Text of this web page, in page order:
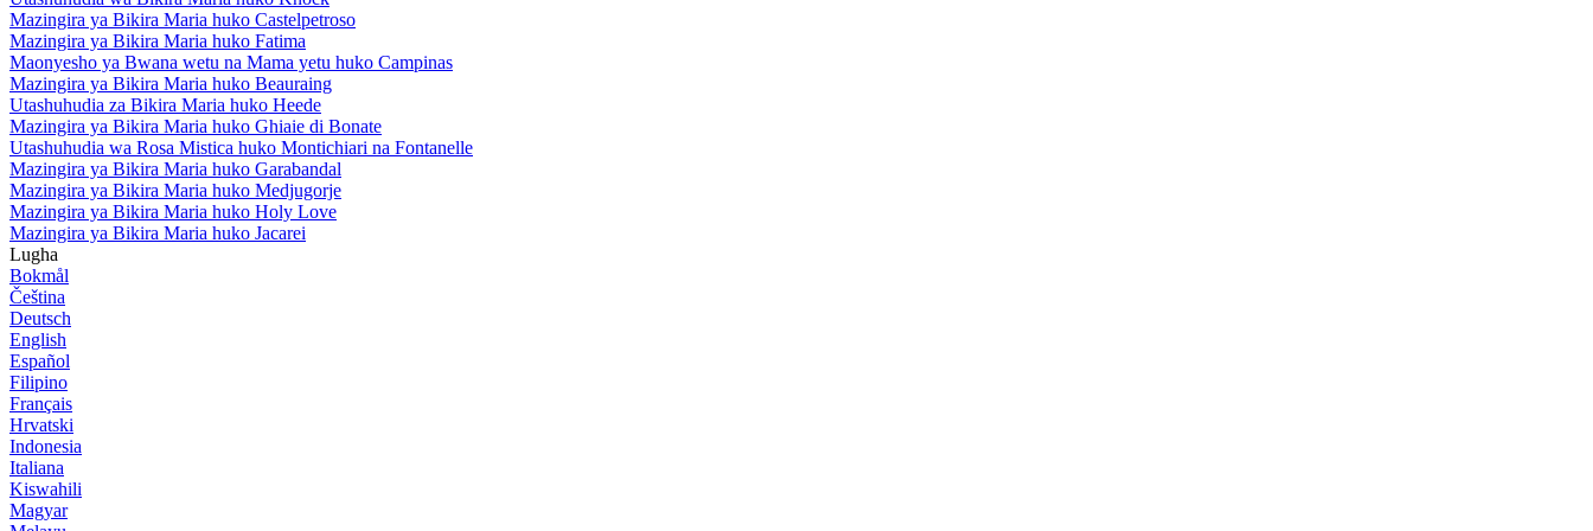
Mazingira ya Bikira Maria huko Castelpetroso
Mazingira ya Bikira Maria huko Fatima
Maonyesho ya Bwana wetu na Mama yetu huko Campinas
Mazingira ya Bikira Maria huko Beauraing
Utashuhudia za Bikira Maria huko Heede
Mazingira ya Bikira Maria huko Ghiaie di Bonate
Utashuhudia wa Rosa Mistica huko Montichiari na Fontanelle
Mazingira ya Bikira Maria huko Garabandal
Mazingira ya Bikira Maria huko Medjugorje
Mazingira ya Bikira Maria huko Holy Love
Mazingira ya Bikira Maria huko Jacarei
Lugha
Bokmål
Čeština
Deutsch
English
Español
Filipino
Français
Hrvatski
Indonesia
Italiana
Kiswahili
Magyar